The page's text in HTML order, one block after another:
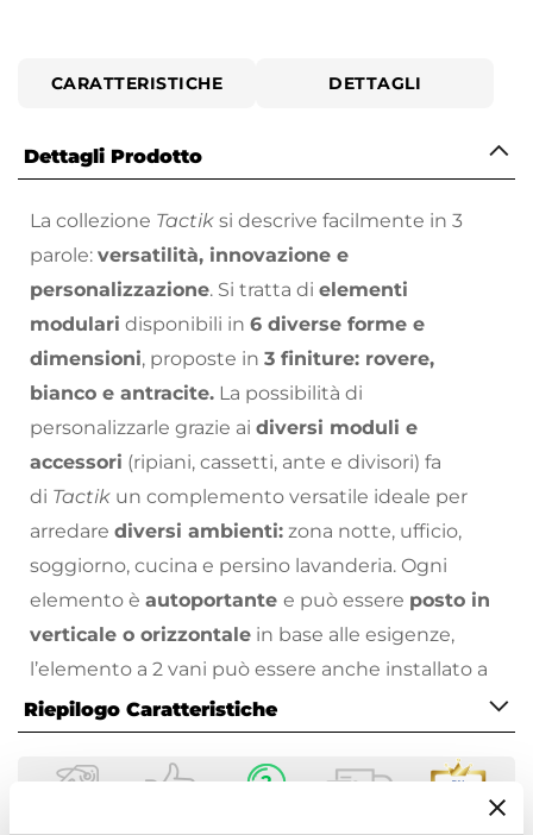
CARATTERISTICHE DETTAGLI
Dettagli Prodotto
La collezione Tactik si descrive facilmente in 3
parole: versatilità, innovazione e
personalizzazione. Si tratta di elementi
modulari disponibili in 6 diverse forme e
dimensioni, proposte in 3 finiture: rovere,
bianco e antracite. La possibilità di
personalizzarle grazie ai diversi moduli e
accessori (ripiani, cassetti, ante e divisori) fa
di Tactik un complemento versatile ideale per
arredare diversi ambienti: zona notte, ufficio,
soggiorno, cucina e persino lavanderia. Ogni
elemento è autoportante e può essere posto in
verticale o orizzontale in base alle esigenze,
l’elemento a 2 vani può essere anche installato a
muro in orizzontale perfetto per creare
composizioni uniche accostandolo al resto degli
elementi.
Tactikè realizzato in pannelli
Riepilogo Caratteristiche
Caratteristiche